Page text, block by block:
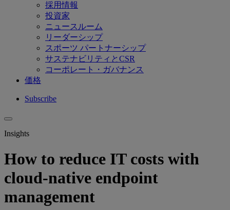
採用情報
投資家
ニュースルーム
リーダーシップ
スポーツ パートナーシップ
サステナビリティとCSR
コーポレート・ガバナンス
価格
Subscribe
Insights
How to reduce IT costs with
cloud-native endpoint
management